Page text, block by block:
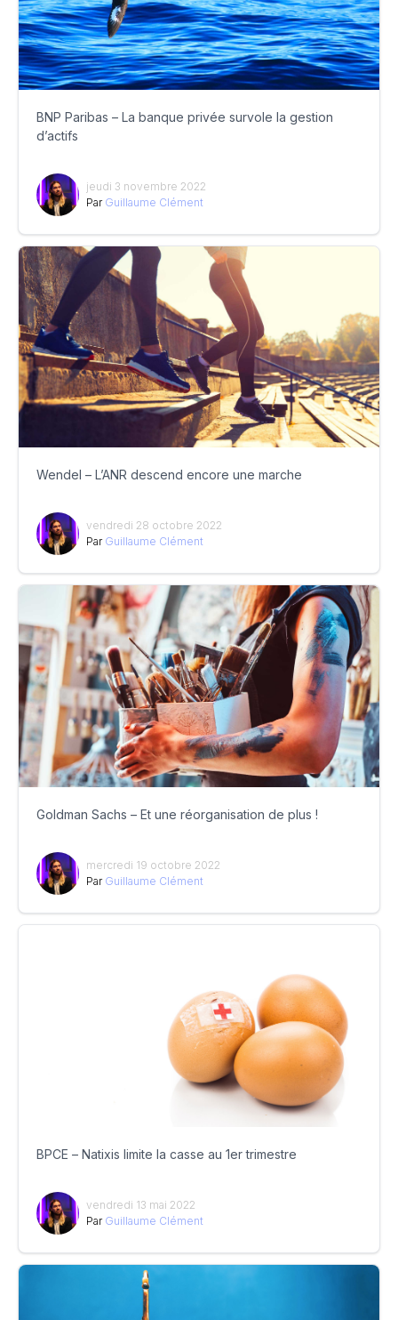
BNP Paribas – La banque privée survole la gestion
d’actifs
jeudi 3 novembre 2022
Par Guillaume Clément
Wendel – L’ANR descend encore une marche
vendredi 28 octobre 2022
Par Guillaume Clément
Goldman Sachs – Et une réorganisation de plus !
mercredi 19 octobre 2022
Par Guillaume Clément
BPCE – Natixis limite la casse au 1er trimestre
vendredi 13 mai 2022
Par Guillaume Clément